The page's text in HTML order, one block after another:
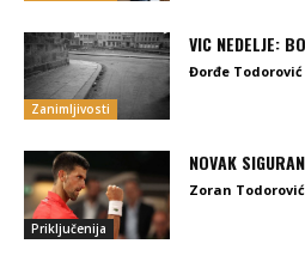
Zanimljivosti
VIC NEDELJE:
Đorđe Todorović
Priključenija
NOVAK
Zoran Todorović